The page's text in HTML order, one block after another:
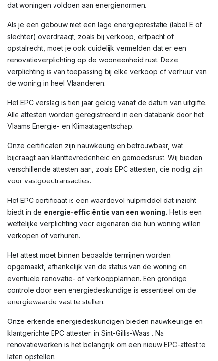
dat woningen voldoen aan energienormen.
Als je een gebouw met een lage energieprestatie (label E of
slechter) overdraagt, zoals bij verkoop, erfpacht of
opstalrecht, moet je ook duidelijk vermelden dat er een
renovatieverplichting op de wooneenheid rust. Deze
verplichting is van toepassing bij elke verkoop of verhuur van
de woning in heel Vlaanderen.
Het EPC verslag is tien jaar geldig vanaf de datum van uitgifte.
Alle attesten worden geregistreerd in een databank door het
Vlaams Energie- en Klimaatagentschap.
Onze certificaten zijn nauwkeurig en betrouwbaar, wat
bijdraagt aan klanttevredenheid en gemoedsrust. Wij bieden
verschillende attesten aan, zoals EPC attesten, die nodig zijn
voor vastgoedtransacties.
Het EPC certificaat is een waardevol hulpmiddel dat inzicht
biedt in de energie-efficiëntie van een woning. Het is een
wettelijke verplichting voor eigenaren die hun woning willen
verkopen of verhuren.
Het attest moet binnen bepaalde termijnen worden
opgemaakt, afhankelijk van de status van de woning en
eventuele renovatie- of verkoopplannen. Een grondige
controle door een energiedeskundige is essentieel om de
energiewaarde vast te stellen.
Onze erkende energiedeskundigen bieden nauwkeurige en
klantgerichte EPC attesten in Sint-Gillis-Waas . Na
renovatiewerken is het belangrijk om een nieuw EPC-attest te
laten opstellen.